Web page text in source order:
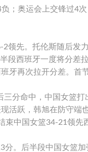
；奥运会上交锋过4
领先。托伦斯随后发
段西班牙一度将分差
牙再次拉开分差。首
分命中，中国女篮
活跃，韩旭在防守端
中国女篮34-21领先
分。后半段中国女篮